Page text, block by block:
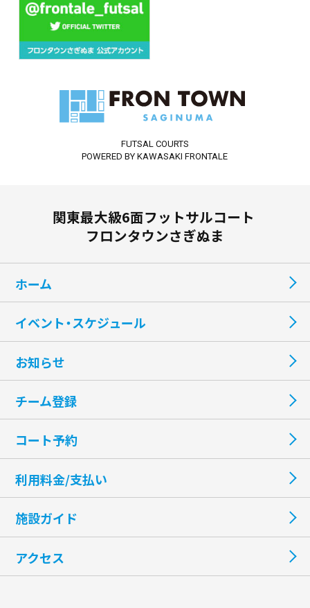
FUTSAL COURTS
POWERED BY KAWASAKI FRONTALE
関東最大級6面フットサルコート
フロンタウンさぎぬま
ホーム
イベント・スケジュール
お知らせ
チーム登録
コート予約
利用料金/支払い
施設ガイド
アクセス